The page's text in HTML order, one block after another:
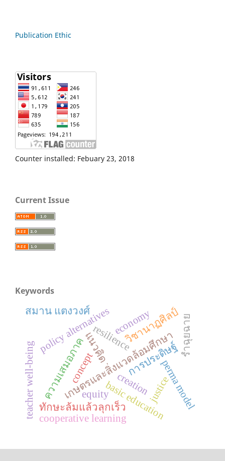
Publication Ethic
Counter installed: Febuary 23, 2018
Current Issue
Keywords
เกษตรและสิ่งแวดล้อมศึกษา
resilience
policy alternatives
basic education
equity justice
ทักษะล้มแล้วลุกเร็ว
teacher well-beingความเสมอภาค perma model
cooperative learning
แนวคิด การประดิษฐ์
รำฉุยฉาย
concept creation
วิชานาฏศิลป์
สมาน แตงวงศ์ economy